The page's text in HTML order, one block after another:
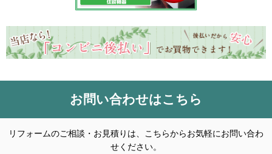
お問い合わせはこちら
リフォームのご相談・お見積りは、こちらからお気軽にお問い合わ
せください。